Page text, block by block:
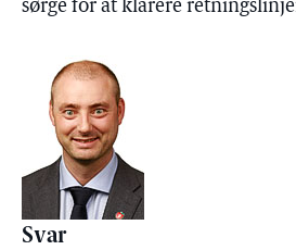
sørge for at klarere
Svar